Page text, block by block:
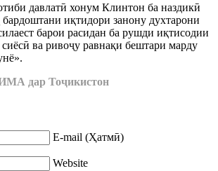
давлатӣ хонум Клинтон ба наздикӣ
бардоштани иқтидори занону духтарони
барои расидан ба рушди иқтисодии
ӣ ва ривоҷу равнақи бештари марду
ИМА дар Тоҷикистон
E-mail (Ҳатмӣ)
Website